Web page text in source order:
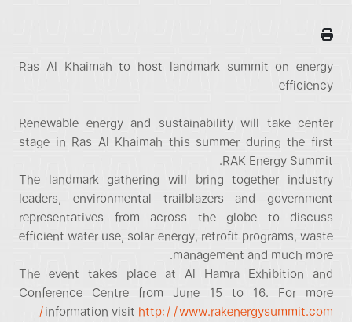
Ras Al Khaimah to host landmark summit on energy
efficiency
Renewable energy and sustainability will take center
stage in Ras Al Khaimah this summer during the first
RAK Energy Summit.
The landmark gathering will bring together industry
leaders, environmental trailblazers and government
representatives from across the globe to discuss
efficient water use, solar energy, retrofit programs, waste
management and much more.
The event takes place at Al Hamra Exhibition and
Conference Centre from June 15 to 16. For more
information visit http://www.rakenergysummit.com/